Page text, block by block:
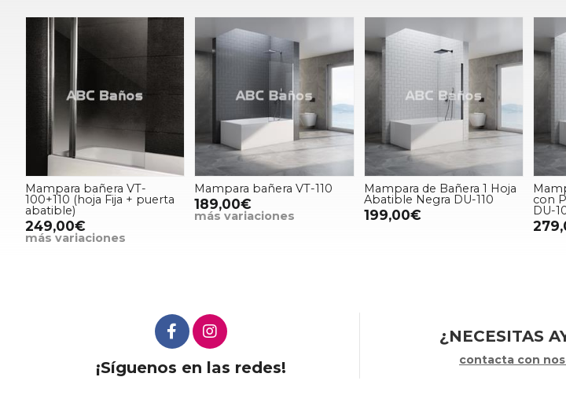
Mampara bañera VT-
100+110 (hoja Fija + puerta
abatible)
249,00€
más variaciones
Mampara bañera VT-110
189,00€
más variaciones
Mampara de Bañera 1 Hoja
Abatible Negra DU-110
199,00€
con
DU-
¡Síguenos en las redes!
¿NECESITAS
contacta con